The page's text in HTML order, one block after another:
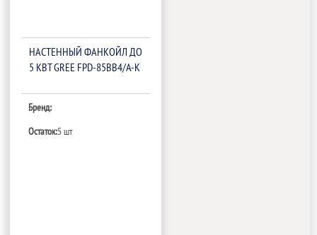
НАСТЕННЫЙ ФАНКОЙЛ ДО
5 КВТ GREE FPD-85BB4/A-K
Бренд:
Остаток:5 шт